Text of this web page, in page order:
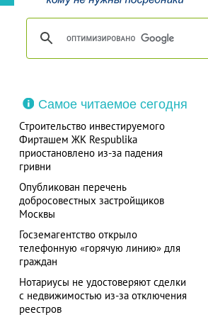
Самое читаемое сегодня
Строительство инвестируемого
Фирташем ЖК Respublika
приостановлено из-за падения
гривни
Опубликован перечень
добросовестных застройщиков
Москвы
Госземагентство открыло
телефонную «горячую линию» для
граждан
Нотариусы не удостоверяют сделки
с недвижимостью из-за отключения
реестров